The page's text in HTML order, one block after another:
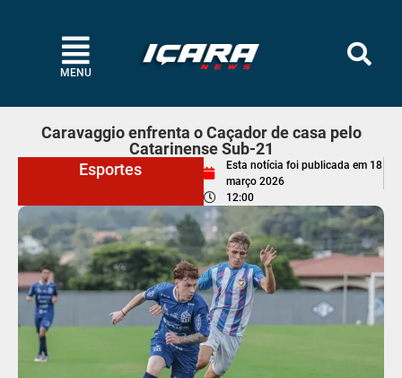
MENU
Caravaggio enfrenta o Caçador de casa pelo
Catarinense Sub-21
Esportes
Esta notícia foi publicada em 18
março 2026
12:00